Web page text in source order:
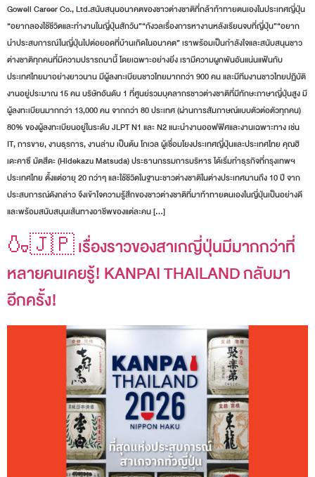
Gowell Career Co., Ltd.สนับสนุนอนาคตของชาวต่างชาติที่กล้าท้าทายตนเองในประเทศญี่ปุ่น
“อยากลองใช้ชีวิตและทำงานในญี่ปุ่นสักวัน”“กังวลเรื่องการหางานหลังเรียนจบที่ญี่ปุ่น”“อยาก
นำประสบการณ์ในญี่ปุ่นไปต่อยอดที่บ้านเกิดในอนาคต” เราพร้อมเป็นกำลังใจและสนับสนุนชาว
ต่างชาติทุกคนที่มีความปรารถนานี้ โดยเฉพาะอย่างยิ่ง เรามีความผูกพันอันแน่นแฟ้นกับ
ประเทศไทยมาอย่างยาวนาน มีผู้ลงทะเบียนชาวไทยมากกว่า 900 คน และมีทีมงานชาวไทยปฏิบัติ
งานอยู่ประมาณ 15 คน บริษัทอันดับ 1 ที่ศูนย์รวมบุคลากรชาวต่างชาติที่มีทักษะภาษาญี่ปุ่นสูง มี
ผู้ลงทะเบียนมากกว่า 13,000 คน จากกว่า 80 ประเทศ (ผ่านการสัมภาษณ์แบบตัวต่อตัวทุกคน)
80% ของผู้ลงทะเบียนอยู่ในระดับ JLPT N1 และ N2 แนะนำงานออฟฟิศและงานเฉพาะทาง เช่น
IT, การขาย, งานธุรการ, งานล่าม เป็นต้น โกเวล ผู้เชื่อมโยงประเทศญี่ปุ่นและประเทศไทย คุณฮิ
เดะคาซึ มัตสึดะ (Hidekazu Matsuda) ประธานกรรมการบริหาร ได้เริ่มทำธุรกิจที่กรุงเทพฯ
ประเทศไทย ตั้งแต่อายุ 20 กว่าๆ และใช้ชีวิตในฐานะชาวต่างชาติในต่างประเทศนานถึง 10 ปี จาก
ประสบการณ์ดังกล่าว จึงเข้าใจความรู้สึกของชาวต่างชาติที่มาท้าทายตนเองในญี่ปุ่นเป็นอย่างดี
และพร้อมสนับสนุนเส้นทางอาชีพของแต่ละคน […]
🍶🇯🇵 เรื่องราวของสาเกญี่ปุ่นมีมากกว่าที่
หลายคนเคยรู้! KANPAI THAILAND กลับมา
อีกครั้ง!